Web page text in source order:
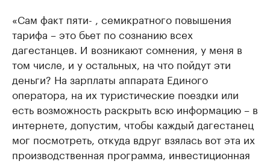
«Сам факт пяти- , семикратного повышения
тарифа – это бьет по сознанию всех
дагестанцев. И возникают сомнения, у меня в
том числе, и у остальных, на что пойдут эти
деньги? На зарплаты аппарата Единого
оператора, на их туристические поездки или
есть возможность раскрыть всю информацию – в
интернете, допустим, чтобы каждый дагестанец
мог посмотреть, откуда вдруг взялась вот эта их
производственная программа, инвестиционная